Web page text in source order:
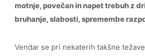
motnje, povečan in napet trebuh z
bruhanje, slabosti, spremembe
Vendar se pri nekaterih takšne